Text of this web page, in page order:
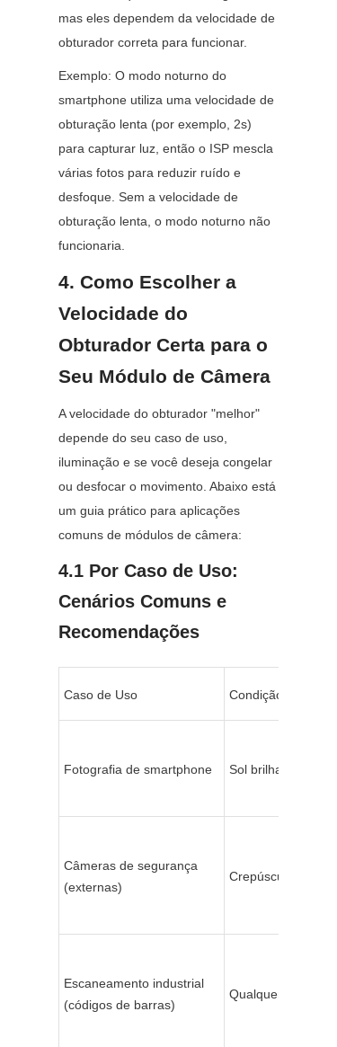
mas eles dependem da velocidade de
obturador correta para funcionar.
Exemplo: O modo noturno do
smartphone utiliza uma velocidade de
obturação lenta (por exemplo, 2s)
para capturar luz, então o ISP mescla
várias fotos para reduzir ruído e
desfoque. Sem a velocidade de
obturação lenta, o modo noturno não
funcionaria.
4. Como Escolher a
Velocidade do
Obturador Certa para o
Seu Módulo de Câmera
A velocidade do obturador "melhor"
depende do seu caso de uso,
iluminação e se você deseja congelar
ou desfocar o movimento. Abaixo está
um guia prático para aplicações
comuns de módulos de câmera:
4.1 Por Caso de Uso:
Cenários Comuns e
Recomendações
Caso de Uso Condição de
Fotografia de smartphone Sol brilhante
Câmeras de segurança
(externas)
Crepúsculo/
Escaneamento industrial
(códigos de barras)
Qualquer